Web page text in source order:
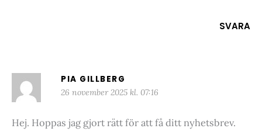
SVARA
PIA GILLBERG
26 november 2025 kl. 07:16
Hej. Hoppas jag gjort rätt för att få ditt nyhetsbrev.